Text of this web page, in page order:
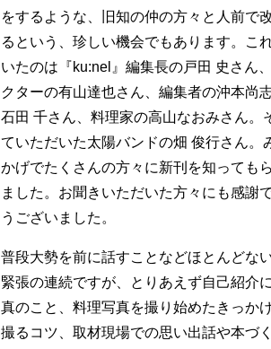
をするような、旧知の仲の方々と人前で
るという、珍しい機会でもあります。こ
いたのは『ku:nel』編集長の戸田 史さん
クターの有山達也さん、編集者の沖本尚
石田 千さん、料理家の高山なおみさん。
ていただいた太陽バンドの畑 俊行さん。
かげでたくさんの方々に新刊を知っても
ました。お聞きいただいた方々にも感謝
うございました。
普段大勢を前に話すことなどほとんどな
緊張の連続ですが、とりあえず自己紹介
真のこと、料理写真を撮り始めたきっか
撮るコツ、取材現場での思い出話や本づ